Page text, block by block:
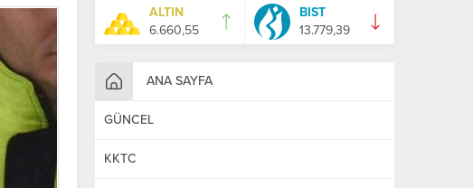
ALTIN
6.660,55
BIST
13.779,39
ANA SAYFA
GÜNCEL
KKTC